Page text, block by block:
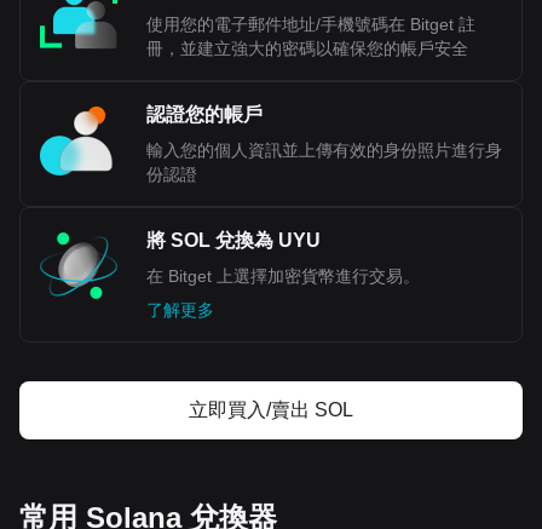
使用您的電子郵件地址/手機號碼在 Bitget 註
冊，並建立強大的密碼以確保您的帳戶安全
認證您的帳戶
輸入您的個人資訊並上傳有效的身份照片進行身
份認證
將 SOL 兌換為 UYU
在 Bitget 上選擇加密貨幣進行交易。
了解更多
立即買入/賣出 SOL
常用 Solana 兌換器